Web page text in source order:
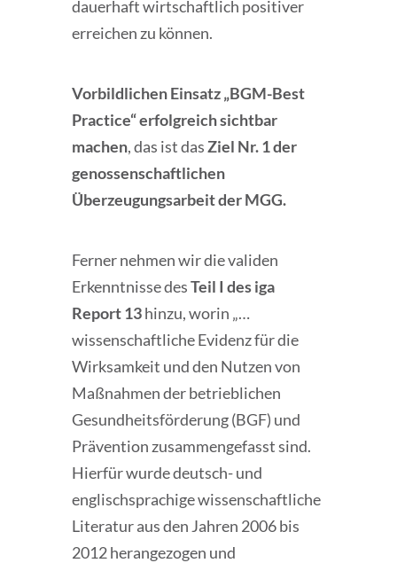
dauerhaft wirtschaftlich positiver
erreichen zu können.
Vorbildlichen Einsatz „BGM-Best
Practice“ erfolgreich sichtbar
machen, das ist dasZiel Nr. 1 der
genossenschaftlichen
Überzeugungsarbeit der MGG.
Ferner nehmen wir die validen
Erkenntnisse desTeil I des iga
Report 13hinzu, worin „…
wissenschaftliche Evidenz für die
Wirksamkeit und den Nutzen von
Maßnahmen der betrieblichen
Gesundheitsförderung (BGF) und
Prävention zusammengefasst sind.
Hierfür wurde deutsch- und
englischsprachige wissenschaftliche
Literatur aus den Jahren 2006 bis
2012 herangezogen und